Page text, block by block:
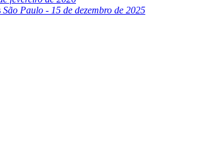
São Paulo - 15 de dezembro de 2025